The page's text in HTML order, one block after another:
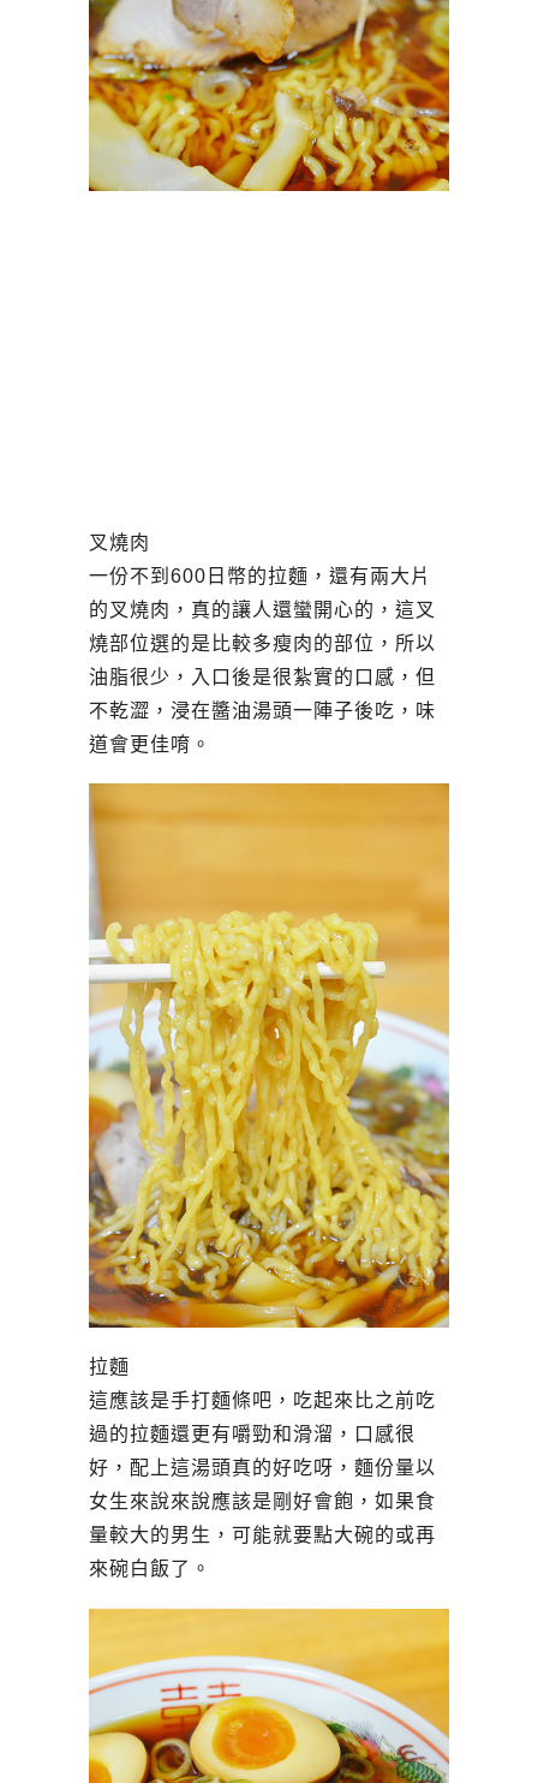
叉燒肉
一份不到600日幣的拉麵，還有兩大片
的叉燒肉，真的讓人還蠻開心的，這叉
燒部位選的是比較多瘦肉的部位，所以
油脂很少，入口後是很紮實的口感，但
不乾澀，浸在醬油湯頭一陣子後吃，味
道會更佳唷。
拉麵
這應該是手打麵條吧，吃起來比之前吃
過的拉麵還更有嚼勁和滑溜，口感很
好，配上這湯頭真的好吃呀，麵份量以
女生來說來說應該是剛好會飽，如果食
量較大的男生，可能就要點大碗的或再
來碗白飯了。